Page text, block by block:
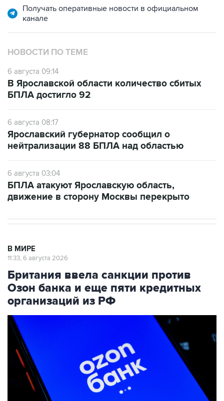
Получать оперативные новости в официальном
канале
НОВОСТИ ПО ТЕМЕ
6 августа 09:14
В Ярославской области количество сбитых
БПЛА достигло 92
6 августа 08:17
Ярославский губернатор сообщил о
нейтрализации 88 БПЛА над областью
6 августа 03:04
БПЛА атакуют Ярославскую область,
движение в сторону Москвы перекрыто
В МИРЕ
11:33, 6 августа 2026
Британия ввела санкции против
Озон банка и еще пяти кредитных
организаций из РФ